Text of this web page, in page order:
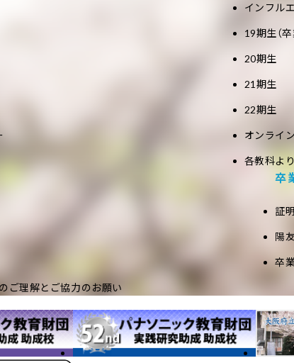
インフル
19期生（卒
20期生
21期生
22期生
オンライ
各教科より
ご理解とご協力のお願い
卒
証
陽
卒